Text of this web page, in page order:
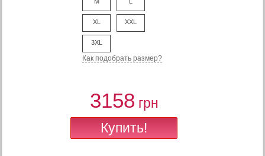
XL XXL
3XL
Как подобрать размер?
3158 грн